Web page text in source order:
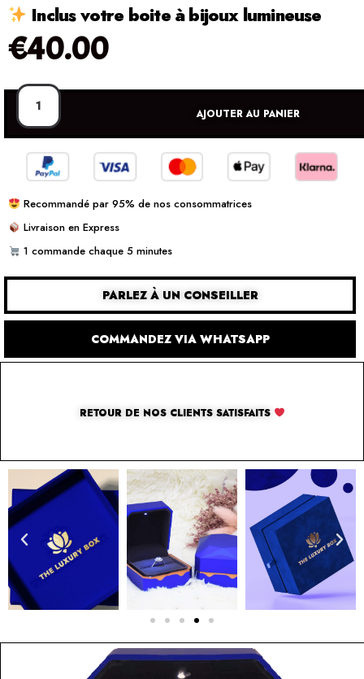
Inclus votre boite à bijoux lumineuse
€40.00
AJOUTER AU PANIER
Recommandé par 95% de nos consommatrices
Livraison en Express
1 commande chaque 5 minutes
PARLEZ À UN CONSEILLER
COMMANDEZ VIA WHATSAPP
RETOUR DE NOS CLIENTS SATISFAITS